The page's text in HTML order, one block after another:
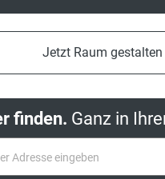
Jetzt Raum gestalten
finden. Ganz in